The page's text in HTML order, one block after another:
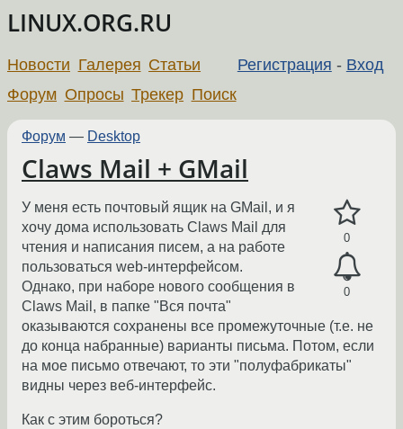
LINUX.ORG.RU
Регистрация - Вход
Новости Галерея Статьи
Форум Опросы Трекер Поиск
Форум — Desktop
Claws Mail + GMail
0
0
У меня есть почтовый ящик на GMail, и я
хочу дома использовать Claws Mail для
чтения и написания писем, а на работе
пользоваться web-интерфейсом.
Однако, при наборе нового сообщения в
Claws Mail, в папке "Вся почта"
оказываются сохранены все промежуточные (т.е. не
до конца набранные) варианты письма. Потом, если
на мое письмо отвечают, то эти "полуфабрикаты"
видны через веб-интерфейс.
Как с этим бороться?